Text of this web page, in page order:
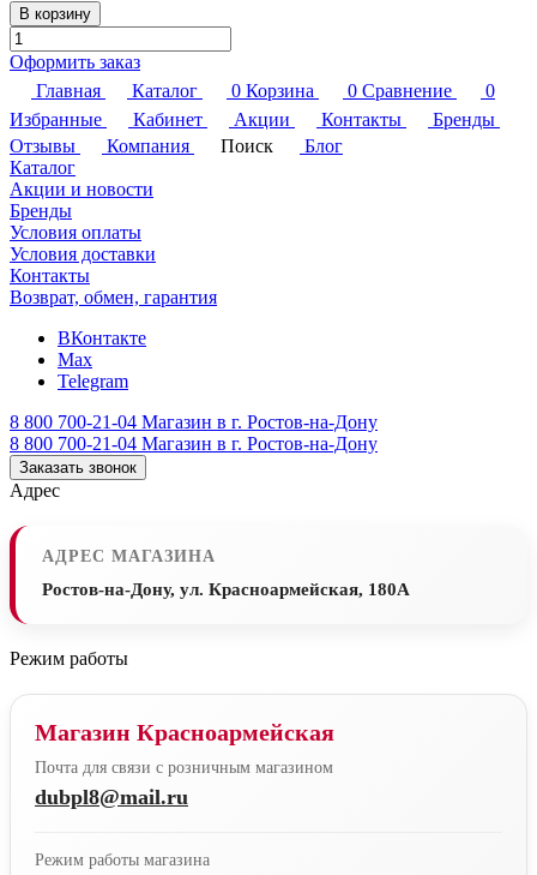
В корзину
Оформить заказ
Главная
Каталог 0 Корзина 0 Сравнение
0
Избранные
Кабинет Акции Контакты
Бренды
Отзывы
Компания Поиск
Блог
Каталог
Акции и новости
Бренды
Условия оплаты
Условия доставки
Контакты
Возврат, обмен, гарантия
ВКонтакте
Max
Telegram
8 800 700-21-04 Магазин в г. Ростов-на-Дону
8 800 700-21-04 Магазин в г. Ростов-на-Дону
Заказать звонок
Адрес
АДРЕС МАГАЗИНА
Ростов-на-Дону, ул. Красноармейская, 180А
Режим работы
Магазин Красноармейская
Почта для связи с розничным магазином
dubpl8@mail.ru
Режим работы магазина